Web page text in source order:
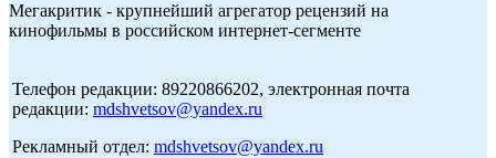
Мегакритик - крупнейший агрегатор рецензий на
кинофильмы в российском интернет-сегменте
Телефон редакции: 89220866202, электронная почта
редакции: mdshvetsov@yandex.ru
Рекламный отдел: mdshvetsov@yandex.ru